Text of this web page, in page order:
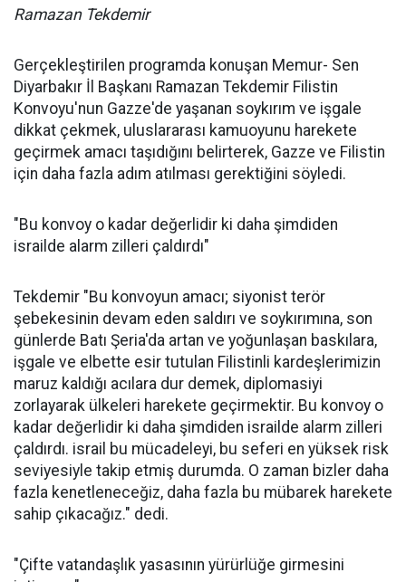
Ramazan Tekdemir
Gerçekleştirilen programda konuşan Memur- Sen
Diyarbakır İl Başkanı Ramazan Tekdemir Filistin
Konvoyu'nun Gazze'de yaşanan soykırım ve işgale
dikkat çekmek, uluslararası kamuoyunu harekete
geçirmek amacı taşıdığını belirterek, Gazze ve Filistin
için daha fazla adım atılması gerektiğini söyledi.
"Bu konvoy o kadar değerlidir ki daha şimdiden
israilde alarm zilleri çaldırdı"
Tekdemir "Bu konvoyun amacı; siyonist terör
şebekesinin devam eden saldırı ve soykırımına, son
günlerde Batı Şeria'da artan ve yoğunlaşan baskılara,
işgale ve elbette esir tutulan Filistinli kardeşlerimizin
maruz kaldığı acılara dur demek, diplomasiyi
zorlayarak ülkeleri harekete geçirmektir. Bu konvoy o
kadar değerlidir ki daha şimdiden israilde alarm zilleri
çaldırdı. israil bu mücadeleyi, bu seferi en yüksek risk
seviyesiyle takip etmiş durumda. O zaman bizler daha
fazla kenetleneceğiz, daha fazla bu mübarek harekete
sahip çıkacağız." dedi.
"Çifte vatandaşlık yasasının yürürlüğe girmesini